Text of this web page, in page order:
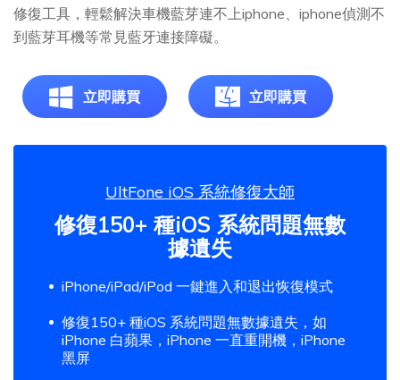
修復工具，輕鬆解決車機藍芽連不上iphone、iphone偵測不
到藍芽耳機等常見藍牙連接障礙。
立即購買 立即購買
UltFone iOS 系統修復大師
修復150+ 種iOS 系統問題無數
據遺失
iPhone/iPad/iPod 一鍵進入和退出恢復模式
修復150+ 種iOS 系統問題無數據遺失，如
iPhone 白蘋果，iPhone 一直重開機，iPhone
黑屏